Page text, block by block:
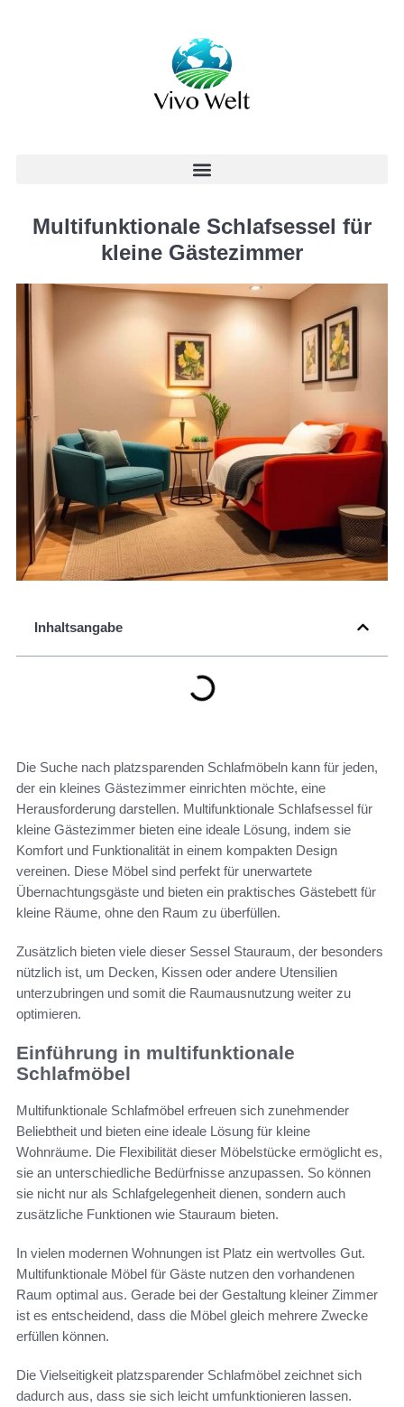
Multifunktionale Schlafsessel für
kleine Gästezimmer
Inhaltsangabe
Die Suche nach platzsparenden Schlafmöbeln kann für jeden,
der ein kleines Gästezimmer einrichten möchte, eine
Herausforderung darstellen. Multifunktionale Schlafsessel für
kleine Gästezimmer bieten eine ideale Lösung, indem sie
Komfort und Funktionalität in einem kompakten Design
vereinen. Diese Möbel sind perfekt für unerwartete
Übernachtungsgäste und bieten ein praktisches Gästebett für
kleine Räume, ohne den Raum zu überfüllen.
Zusätzlich bieten viele dieser Sessel Stauraum, der besonders
nützlich ist, um Decken, Kissen oder andere Utensilien
unterzubringen und somit die Raumausnutzung weiter zu
optimieren.
Einführung in multifunktionale
Schlafmöbel
Multifunktionale Schlafmöbel erfreuen sich zunehmender
Beliebtheit und bieten eine ideale Lösung für kleine
Wohnräume. Die Flexibilität dieser Möbelstücke ermöglicht es,
sie an unterschiedliche Bedürfnisse anzupassen. So können
sie nicht nur als Schlafgelegenheit dienen, sondern auch
zusätzliche Funktionen wie Stauraum bieten.
In vielen modernen Wohnungen ist Platz ein wertvolles Gut.
Multifunktionale Möbel für Gäste nutzen den vorhandenen
Raum optimal aus. Gerade bei der Gestaltung kleiner Zimmer
ist es entscheidend, dass die Möbel gleich mehrere Zwecke
erfüllen können.
Die Vielseitigkeit platzsparender Schlafmöbel zeichnet sich
dadurch aus, dass sie sich leicht umfunktionieren lassen.